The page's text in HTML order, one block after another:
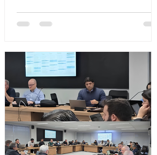
representantes da entidade junto ao
Engenharia Catarinense e contribuir com
futuro da nossa classe. 🗓️ Data da eleição:
05 de agosto de 2026 🕧 Horário: das
12h30 às 18h30 📍 Local: Sede da ACE –
Rua Emílio Blum, 1